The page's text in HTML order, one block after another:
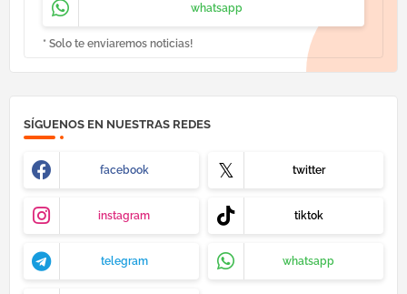
whatsapp
* Solo te enviaremos noticias!
SÍGUENOS EN NUESTRAS REDES
facebook twitter
instagram tiktok
telegram whatsapp